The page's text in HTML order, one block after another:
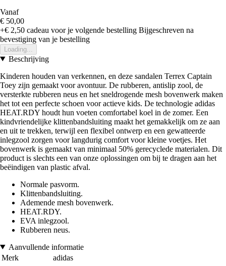
Vanaf
€ 50,00
+€ 2,50 cadeau voor je volgende bestelling Bijgeschreven na
bevestiging van je bestelling
Loading...
Beschrijving
Kinderen houden van verkennen, en deze sandalen Terrex Captain
Toey zijn gemaakt voor avontuur. De rubberen, antislip zool, de
versterkte rubberen neus en het sneldrogende mesh bovenwerk maken
het tot een perfecte schoen voor actieve kids. De technologie adidas
HEAT.RDY houdt hun voeten comfortabel koel in de zomer. Een
kindvriendelijke klittenbandsluiting maakt het gemakkelijk om ze aan
en uit te trekken, terwijl een flexibel ontwerp en een gewatteerde
inlegzool zorgen voor langdurig comfort voor kleine voetjes. Het
bovenwerk is gemaakt van minimaal 50% gerecyclede materialen. Dit
product is slechts een van onze oplossingen om bij te dragen aan het
beëindigen van plastic afval.
Normale pasvorm.
Klittenbandsluiting.
Ademende mesh bovenwerk.
HEAT.RDY.
EVA inlegzool.
Rubberen neus.
Aanvullende informatie
Merk
adidas